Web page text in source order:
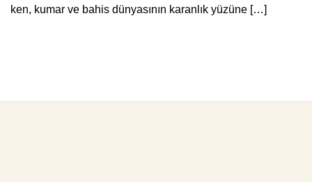
ken, kumar ve bahis dünyasının karanlık yüzüne […]